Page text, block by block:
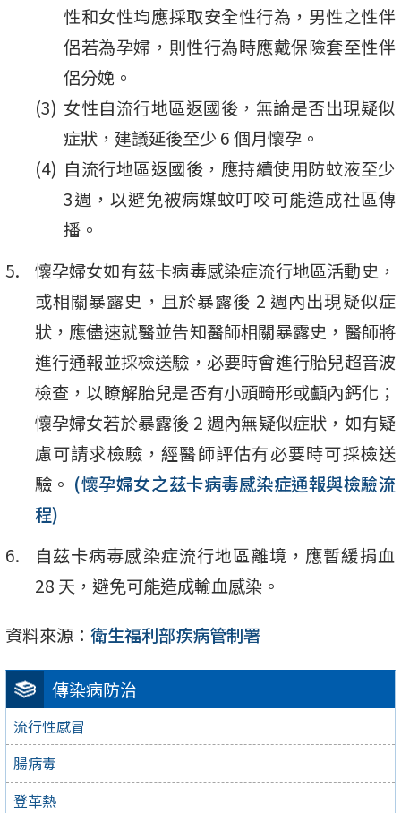
傳染病防治
流行性感冒
腸病毒
登革熱
性和女性均應採取安全性行為，男性之性伴
侶若為孕婦，則性行為時應戴保險套至性伴
侶分娩。
女性自流行地區返國後，無論是否出現疑似
症狀，建議延後至少 6 個月懷孕。
自流行地區返國後，應持續使用防蚊液至少
3週，以避免被病媒蚊叮咬可能造成社區傳
播。
懷孕婦女如有茲卡病毒感染症流行地區活動史，
或相關暴露史，且於暴露後 2 週內出現疑似症
狀，應儘速就醫並告知醫師相關暴露史，醫師將
進行通報並採檢送驗，必要時會進行胎兒超音波
檢查，以瞭解胎兒是否有小頭畸形或顱內鈣化；
懷孕婦女若於暴露後 2 週內無疑似症狀，如有疑
慮可請求檢驗，經醫師評估有必要時可採檢送
驗。 (懷孕婦女之茲卡病毒感染症通報與檢驗流
程)
自茲卡病毒感染症流行地區離境，應暫緩捐血
28 天，避免可能造成輸血感染。
資料來源： 衛生福利部疾病管制署